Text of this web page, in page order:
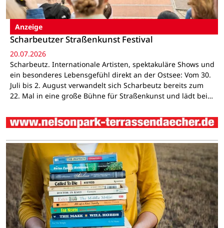
Anzeige
Scharbeutzer Straßenkunst Festival
20.07.2026
Scharbeutz. Internationale Artisten, spektakuläre Shows und
ein besonderes Lebensgefühl direkt an der Ostsee: Vom 30.
Juli bis 2. August verwandelt sich Scharbeutz bereits zum
22. Mal in eine große Bühne für Straßenkunst und lädt bei…